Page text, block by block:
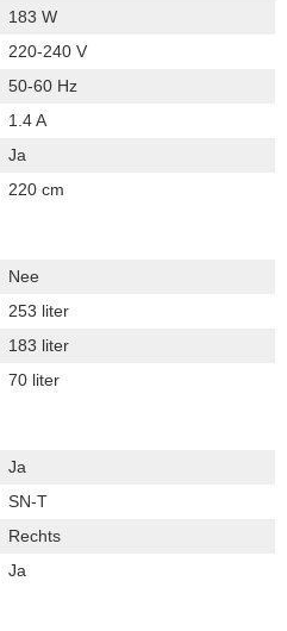
183 W
220-240 V
50-60 Hz
1.4 A
Ja
220 cm
Nee
253 liter
183 liter
70 liter
Ja
SN-T
Rechts
Ja